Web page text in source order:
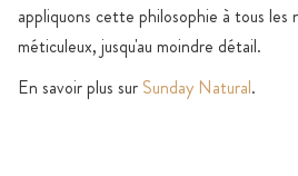
appliquons cette philosophie à tous les
méticuleux, jusqu'au moindre détail.
En savoir plus sur Sunday Natural.